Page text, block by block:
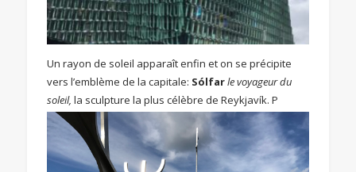
Un rayon de soleil apparaît enfin et on se précipite
vers l’emblème de la capitale: Sólfarle voyageur du
soleil, la sculpture la plus célèbre de Reykjavík. P